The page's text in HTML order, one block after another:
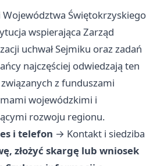
Województwa Świętokrzyskiego
wspierająca Zarząd
uchwał Sejmiku oraz zadań
najczęściej odwiedzają ten
z funduszami
wojewódzkimi i
rozwoju regionu.
i telefon → Kontakt i siedziba
złożyć skargę lub wniosek